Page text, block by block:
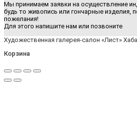
Мы принимаем заявки на осуществление
будь то живопись или гончарные изделия,
пожелания!
Для этого напишите нам или позвоните
Художественная галерея-салон «Лист»
Корзина